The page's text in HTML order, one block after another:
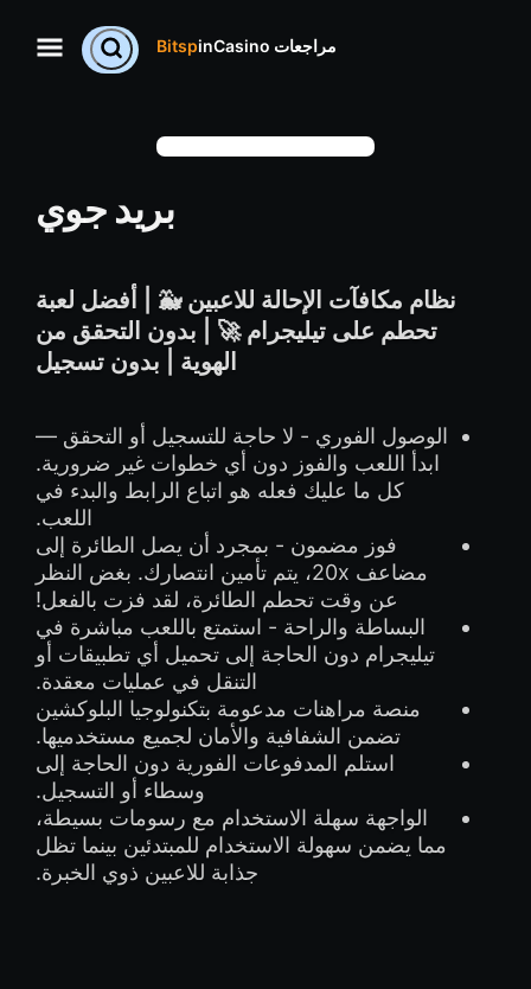
مراجعات inCasino
بريد جوي
نظام مكافآت الإحالة للاعبين 🐳 | أفضل لعبة
تحطم على تيليجرام 🚀 | بدون التحقق من
الهوية | بدون تسجيل
الوصول الفوري - لا حاجة للتسجيل أو التحقق —
ابدأ اللعب والفوز دون أي خطوات غير ضرورية.
كل ما عليك فعله هو اتباع الرابط والبدء في
اللعب.
فوز مضمون - بمجرد أن يصل الطائرة إلى
مضاعف 20x، يتم تأمين انتصارك. بغض النظر
عن وقت تحطم الطائرة، لقد فزت بالفعل!
البساطة والراحة - استمتع باللعب مباشرة في
تيليجرام دون الحاجة إلى تحميل أي تطبيقات أو
التنقل في عمليات معقدة.
منصة مراهنات مدعومة بتكنولوجيا البلوكشين
تضمن الشفافية والأمان لجميع مستخدميها.
استلم المدفوعات الفورية دون الحاجة إلى
وسطاء أو التسجيل.
الواجهة سهلة الاستخدام مع رسومات بسيطة،
مما يضمن سهولة الاستخدام للمبتدئين بينما تظل
جذابة للاعبين ذوي الخبرة.